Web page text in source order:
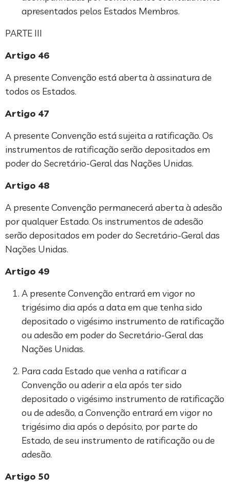
apresentados pelos Estados Membros.
PARTE III
Artigo 46
A presente Convenção está aberta à assinatura de
todos os Estados.
Artigo 47
A presente Convenção está sujeita a ratificação. Os
instrumentos de ratificação serão depositados em
poder do Secretário-Geral das Nações Unidas.
Artigo 48
A presente Convenção permanecerá aberta à adesão
por qualquer Estado. Os instrumentos de adesão
serão depositados em poder do Secretário-Geral das
Nações Unidas.
Artigo 49
A presente Convenção entrará em vigor no
trigésimo dia após a data em que tenha sido
depositado o vigésimo instrumento de ratificação
ou adesão em poder do Secretário-Geral das
Nações Unidas.
Para cada Estado que venha a ratificar a
Convenção ou aderir a ela após ter sido
depositado o vigésimo instrumento de ratificação
ou de adesão, a Convenção entrará em vigor no
trigésimo dia após o depósito, por parte do
Estado, de seu instrumento de ratificação ou de
adesão.
Artigo 50